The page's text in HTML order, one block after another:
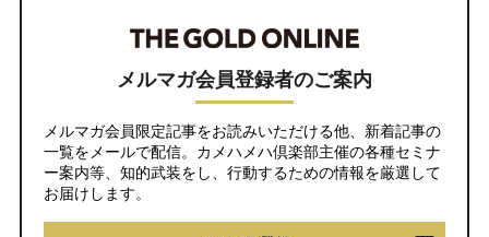
メルマガ会員登録者のご案内
メルマガ会員限定記事をお読みいただける他、新着記事の
一覧をメールで配信。カメハメハ倶楽部主催の各種セミナ
ー案内等、知的武装をし、行動するための情報を厳選して
お届けします。